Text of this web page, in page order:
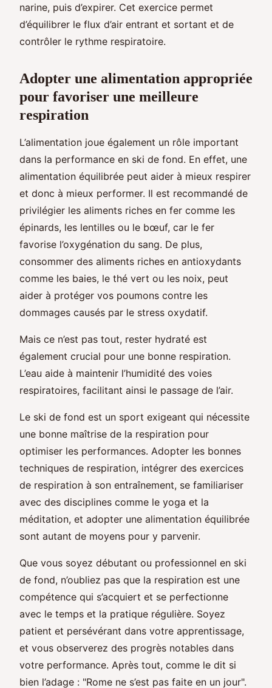
narine, puis d’expirer. Cet exercice permet
d’équilibrer le flux d’air entrant et sortant et de
contrôler le rythme respiratoire.
Adopter une alimentation appropriée
pour favoriser une meilleure
respiration
L’alimentation joue également un rôle important
dans la performance en ski de fond. En effet, une
alimentation équilibrée peut aider à mieux respirer
et donc à mieux performer. Il est recommandé de
privilégier les aliments riches en fer comme les
épinards, les lentilles ou le bœuf, car le fer
favorise l’oxygénation du sang. De plus,
consommer des aliments riches en antioxydants
comme les baies, le thé vert ou les noix, peut
aider à protéger vos poumons contre les
dommages causés par le stress oxydatif.
Mais ce n’est pas tout, rester hydraté est
également crucial pour une bonne respiration.
L’eau aide à maintenir l’humidité des voies
respiratoires, facilitant ainsi le passage de l’air.
Le ski de fond est un sport exigeant qui nécessite
une bonne maîtrise de la respiration pour
optimiser les performances. Adopter les bonnes
techniques de respiration, intégrer des exercices
de respiration à son entraînement, se familiariser
avec des disciplines comme le yoga et la
méditation, et adopter une alimentation équilibrée
sont autant de moyens pour y parvenir.
Que vous soyez débutant ou professionnel en ski
de fond, n’oubliez pas que la respiration est une
compétence qui s’acquiert et se perfectionne
avec le temps et la pratique régulière. Soyez
patient et persévérant dans votre apprentissage,
et vous observerez des progrès notables dans
votre performance. Après tout, comme le dit si
bien l’adage : "Rome ne s’est pas faite en un jour".